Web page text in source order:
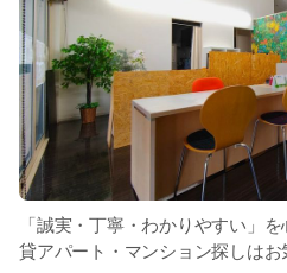
「誠実・丁寧・わかりやすい」
貸アパート・マンション探しはお